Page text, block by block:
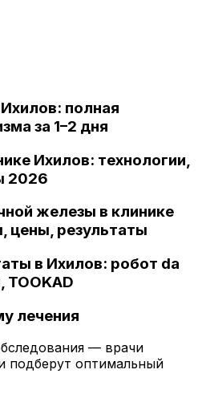
полная
за 1–2 дня
Ихилов: технологии,
2026
железы в клинике
цены, результаты
в Ихилов: робот da
TOOKAD
лечения
— врачи
подберут оптимальный